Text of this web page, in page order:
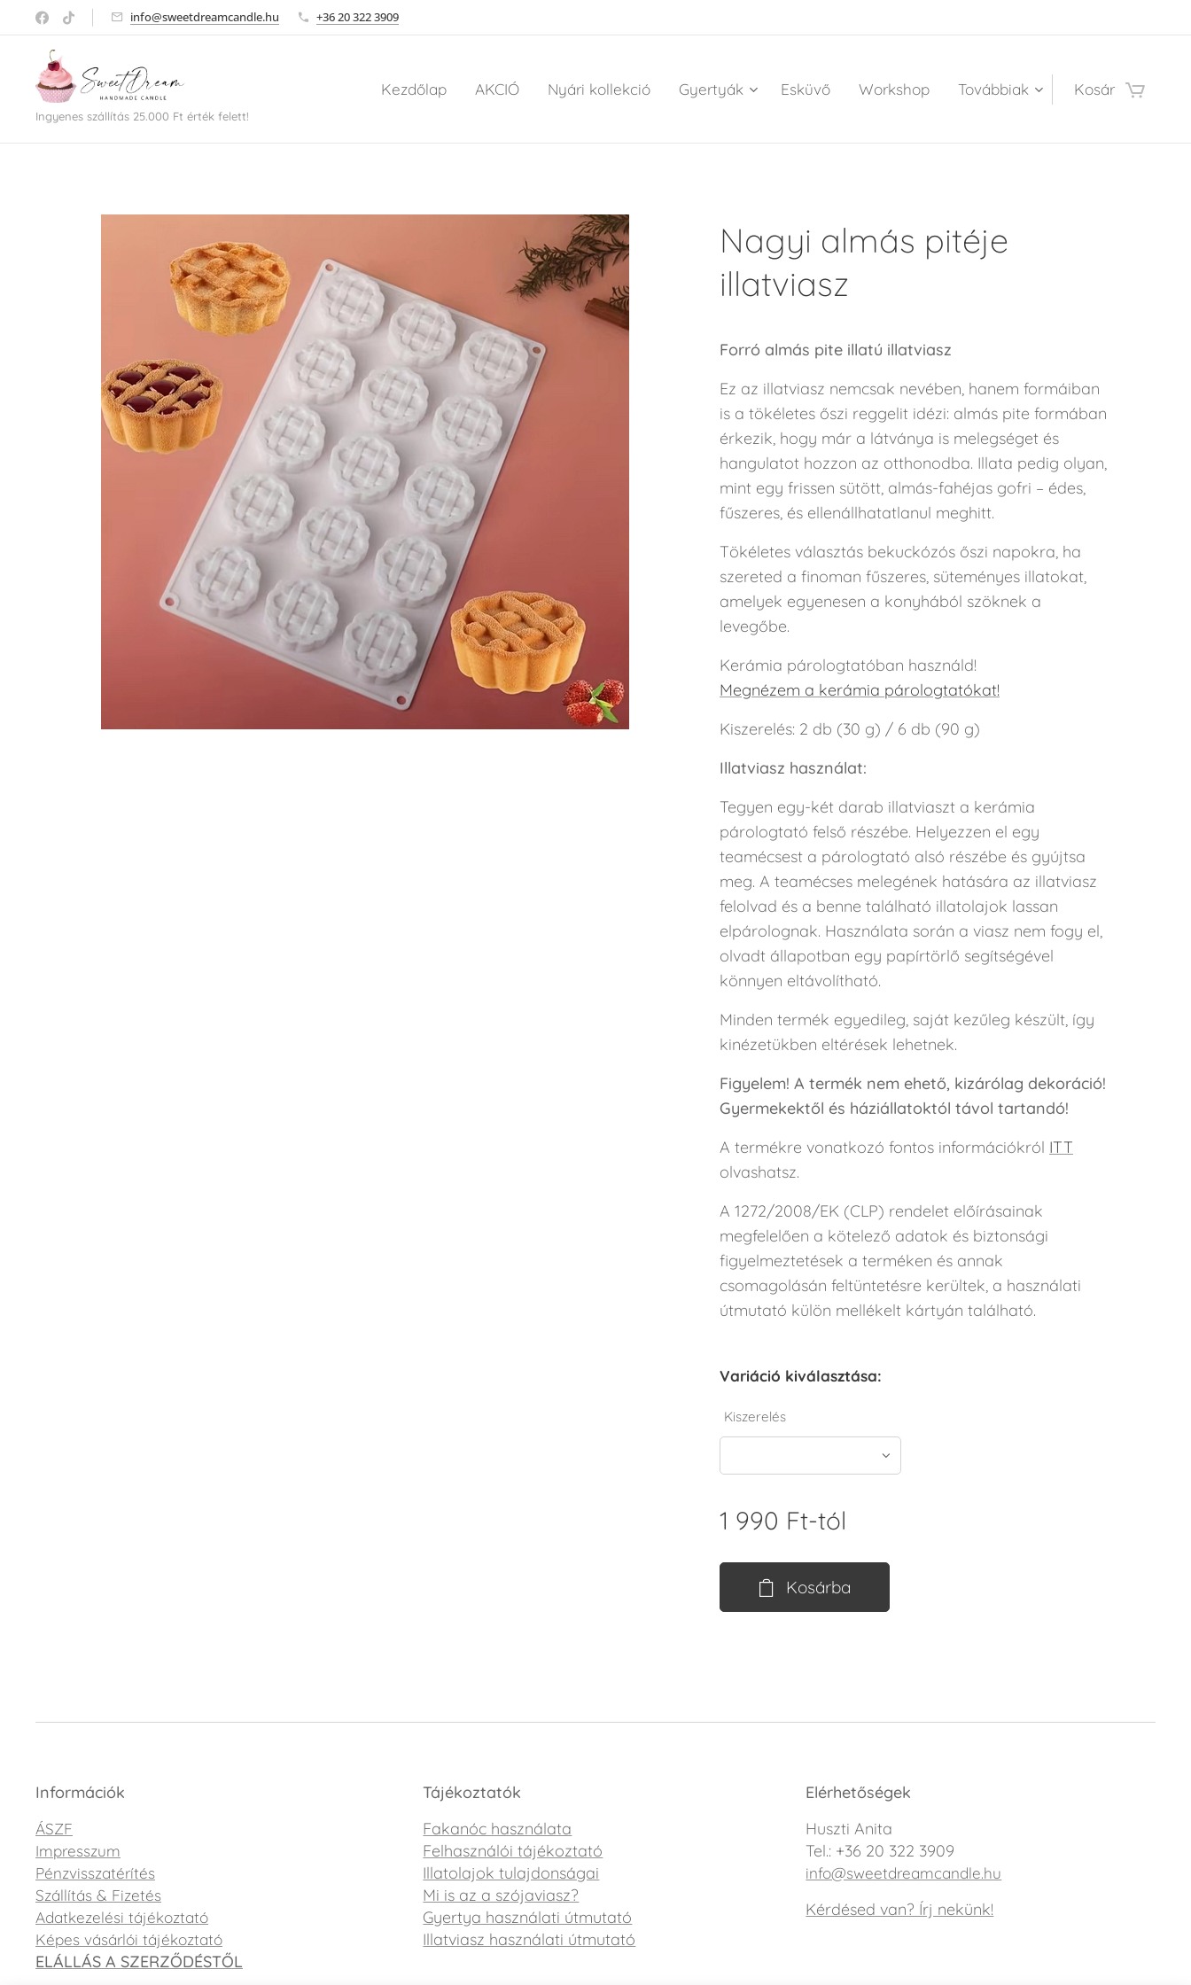
info@sweetdreamcandle.hu +36 20 322 3909
Ingyenes szállítás 25.000 Ft érték felett!
Kezdőlap AKCIÓ Nyári kollekció Gyertyák Esküvő Workshop Továbbiak Kosár
Nagyi almás pitéje
illatviasz
Forró almás pite illatú illatviasz
Ez az illatviasz nemcsak nevében, hanem formáiban
is a tökéletes őszi reggelit idézi: almás pite formában
érkezik, hogy már a látványa is melegséget és
hangulatot hozzon az otthonodba. Illata pedig olyan,
mint egy frissen sütött, almás-fahéjas gofri – édes,
fűszeres, és ellenállhatatlanul meghitt.
Tökéletes választás bekuckózós őszi napokra, ha
szereted a finoman fűszeres, süteményes illatokat,
amelyek egyenesen a konyhából szöknek a
levegőbe.
Kerámia párologtatóban használd!
Megnézem a kerámia párologtatókat!
Kiszerelés: 2 db (30 g) / 6 db (90 g)
Illatviasz használat:
Tegyen egy-két darab illatviaszt a kerámia
párologtató felső részébe. Helyezzen el egy
teamécsest a párologtató alsó részébe és gyújtsa
meg. A teamécses melegének hatására az illatviasz
felolvad és a benne található illatolajok lassan
elpárolognak. Használata során a viasz nem fogy el,
olvadt állapotban egy papírtörlő segítségével
könnyen eltávolítható.
Minden termék egyedileg, saját kezűleg készült, így
kinézetükben eltérések lehetnek.
Figyelem! A termék nem ehető, kizárólag dekoráció!
Gyermekektől és háziállatoktól távol tartandó!
A termékre vonatkozó fontos információkról ITT
olvashatsz.
A 1272/2008/EK (CLP) rendelet előírásainak
megfelelően a kötelező adatok és biztonsági
figyelmeztetések a terméken és annak
csomagolásán feltüntetésre kerültek, a használati
útmutató külön mellékelt kártyán található.
Variáció kiválasztása:
Kiszerelés
1 990 Ft-tól
Kosárba
Információk
ÁSZF
Impresszum
Pénzvisszatérítés
Szállítás & Fizetés
Adatkezelési tájékoztató
Képes vásárlói tájékoztató
ELÁLLÁS A SZERZŐDÉSTŐL
Tájékoztatók
Fakanóc használata
Felhasználói tájékoztató
Illatolajok tulajdonságai
Mi is az a szójaviasz?
Gyertya használati útmutató
Illatviasz használati útmutató
Elérhetőségek
Huszti Anita
Tel.: +36 20 322 3909
info@sweetdreamcandle.hu
Kérdésed van? Írj nekünk!